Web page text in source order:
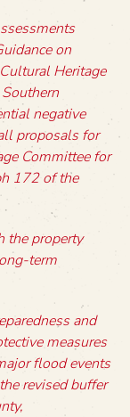
on
Heritage
negative
proposals for
Committee for
172 of the
the property
term
and
measures
flood events
revised buffer